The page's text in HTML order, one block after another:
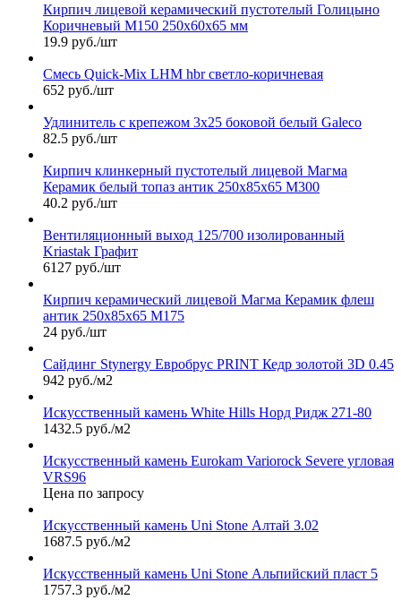
Кирпич лицевой керамический пустотелый Голицыно
Коричневый М150 250х60х65 мм
19.9 руб./шт
Смесь Quick-Mix LHM hbr светло-коричневая
652 руб./шт
Удлинитель с крепежом 3х25 боковой белый Galeco
82.5 руб./шт
Кирпич клинкерный пустотелый лицевой Магма
Керамик белый топаз антик 250х85х65 М300
40.2 руб./шт
Вентиляционный выход 125/700 изолированный
Kriastak Графит
6127 руб./шт
Кирпич керамический лицевой Магма Керамик флеш
антик 250х85х65 М175
24 руб./шт
Сайдинг Stynergy Евробрус PRINT Кедр золотой 3D 0.45
942 руб./м2
Искусственный камень White Hills Норд Ридж 271-80
1432.5 руб./м2
Искусственный камень Eurokam Variorock Severe угловая
VRS96
Цена по запросу
Искусственный камень Uni Stone Алтай 3.02
1687.5 руб./м2
Искусственный камень Uni Stone Альпийский пласт 5
1757.3 руб./м2